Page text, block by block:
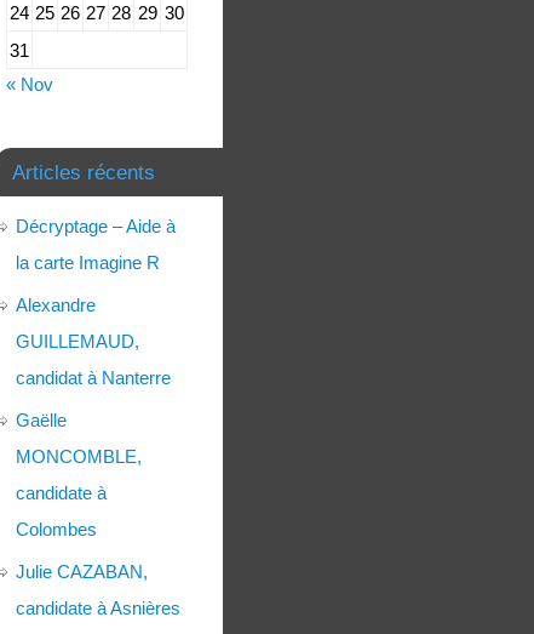
24 25 26 27 28 29 30
31
« Nov
Articles récents
Décryptage – Aide à
la carte Imagine R
Alexandre
GUILLEMAUD,
candidat à Nanterre
Gaëlle
MONCOMBLE,
candidate à
Colombes
Julie CAZABAN,
candidate à Asnières